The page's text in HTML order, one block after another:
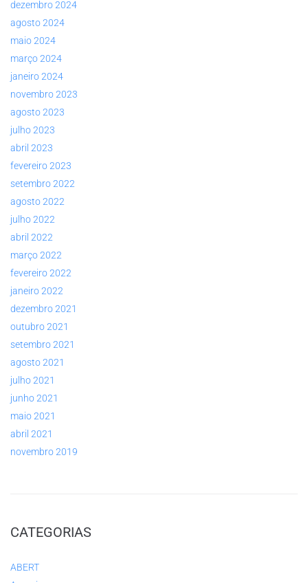
dezembro 2024
agosto 2024
maio 2024
março 2024
janeiro 2024
novembro 2023
agosto 2023
julho 2023
abril 2023
fevereiro 2023
setembro 2022
agosto 2022
julho 2022
abril 2022
março 2022
fevereiro 2022
janeiro 2022
dezembro 2021
outubro 2021
setembro 2021
agosto 2021
julho 2021
junho 2021
maio 2021
abril 2021
novembro 2019
CATEGORIAS
ABERT